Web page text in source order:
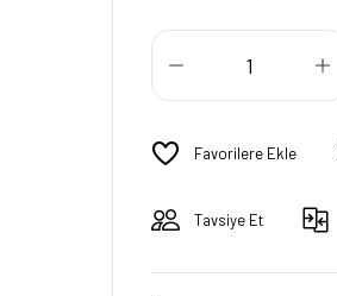
Tavsiye Et